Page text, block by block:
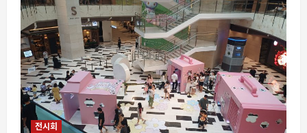
전시회
2
스팀
스팀에서 ‘Absolute Cinema’가 주목받
는 이유와 실제 게임 경험
8월 9, 2026 0